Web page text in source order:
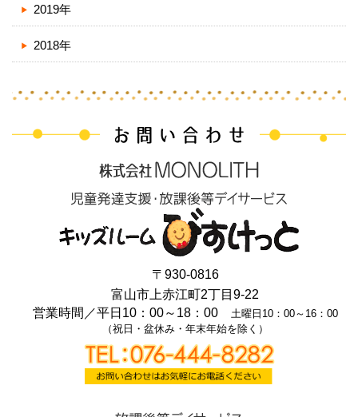
2019年
2018年
〒930-0816
富山市上赤江町2丁目9-22
営業時間／平日10：00～18：00 土曜日10：00～16：00
（祝日・盆休み・年末年始を除く）